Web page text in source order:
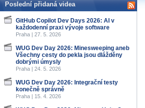
Poslední přidaná videa
GitHub Copilot Dev Days 2026: AI v
každodenní praxi vývoje software
Praha | 27. 5. 2026
WUG Dev Day 2026: Minesweeping aneb
Všechny cesty do pekla jsou dlážděny
dobrými úmysly
Praha | 24. 5. 2026
WUG Dev Day 2026: Integrační testy
konečně správně
Praha | 15. 4. 2026